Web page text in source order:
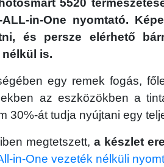
5520
in-One nyomtató.
és persze elérhető
is.
egy remek fogás,
az eszközökben a
30%-át tudja nyújtani egy
megtetszett, a készlet
in-One vezeték nélküli